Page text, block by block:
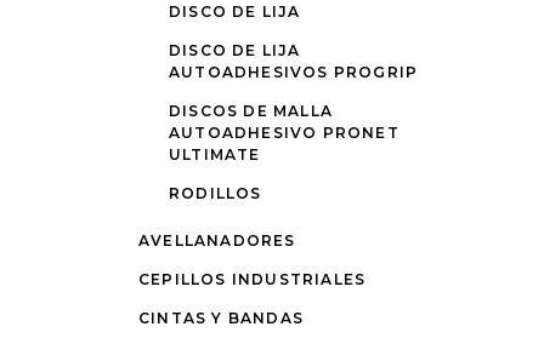
DISCO DE LIJA
DISCO DE LIJA
AUTOADHESIVOS PROGRIP
DISCOS DE MALLA
AUTOADHESIVO PRONET
ULTIMATE
RODILLOS
AVELLANADORES
CEPILLOS INDUSTRIALES
CINTAS Y BANDAS